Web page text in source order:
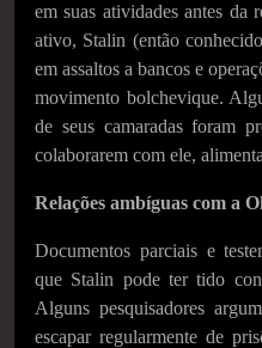
em suas atividades antes da
ativo, Stalin (então
em assaltos a bancos e
movimento bolchevique.
de seus camaradas foram
colaborarem com ele,
Relações ambíguas com a
Documentos parciais e
que Stalin pode ter tido
Alguns pesquisadores
escapar regularmente de